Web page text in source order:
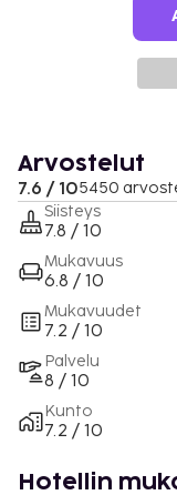
Arvostelut
7.6 / 105450
Siisteys
7.8 / 10
Mukavuus
6.8 / 10
Mukavuudet
7.2 / 10
Palvelu
8 / 10
Kunto
7.2 / 10
Hotellin